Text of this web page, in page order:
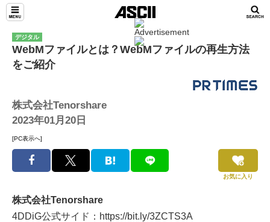
デジタル
WebMファイルとは？WebMファイルの再生方法
をご紹介
株式会社Tenorshare
2023年01月20日
[PC表示へ]
お気に入り
株式会社Tenorshare
4DDiG公式サイド：https://bit.ly/3ZCTS3A